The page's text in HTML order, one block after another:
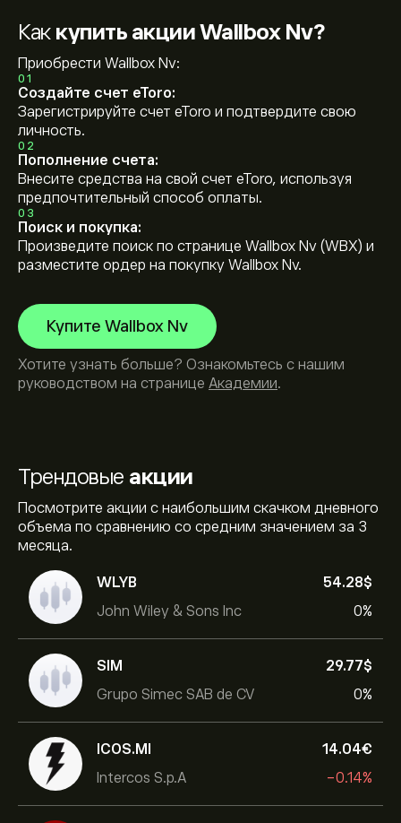
Трендовые акции
Посмотрите акции с наибольшим скачком дневного
объема по сравнению со средним значением за 3
месяца.
WLYB
John Wiley & Sons Inc
54.28‎$‎
0%
SIM
Grupo Simec SAB de CV
29.77‎$‎
0%
ICOS.MI
Intercos S.p.A
14.04‎€‎
-0.14%
Как купить акции Wallbox Nv?
Приобрести Wallbox Nv:
01
Создайте счет eToro:
Зарегистрируйте счет eToro и подтвердите свою
личность.
02
Пополнение счета:
Внесите средства на свой счет eToro, используя
предпочтительный способ оплаты.
03
Поиск и покупка:
Произведите поиск по странице Wallbox Nv (WBX) и
разместите ордер на покупку Wallbox Nv.
Купите Wallbox Nv
Хотите узнать больше? Ознакомьтесь с нашим
руководством на странице Академии.